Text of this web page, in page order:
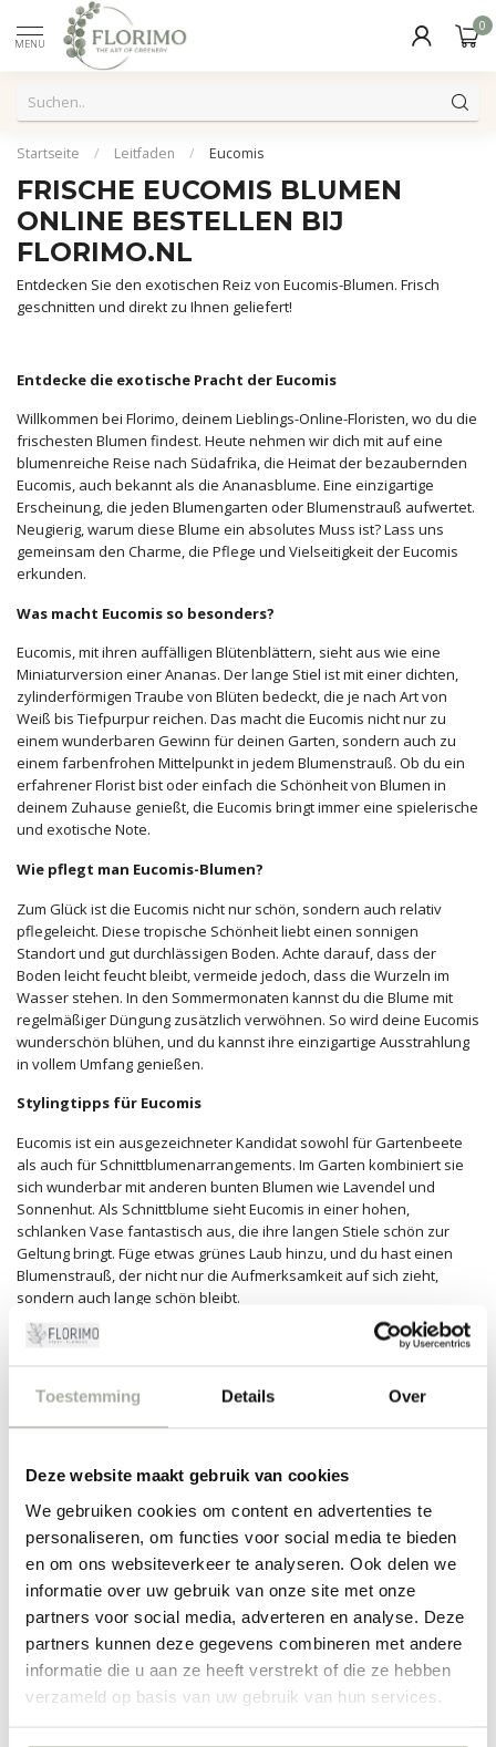
Toestemming Details Over
Deze website maakt gebruik van cookies
We gebruiken cookies om content en advertenties te
personaliseren, om functies voor social media te bieden
en om ons websiteverkeer te analyseren. Ook delen we
informatie over uw gebruik van onze site met onze
partners voor social media, adverteren en analyse. Deze
partners kunnen deze gegevens combineren met andere
informatie die u aan ze heeft verstrekt of die ze hebben
verzameld op basis van uw gebruik van hun services.
MENU
0
Startseite / Leitfaden / Eucomis
FRISCHE EUCOMIS BLUMEN
ONLINE BESTELLEN BIJ
FLORIMO.NL
Entdecken Sie den exotischen Reiz von Eucomis-Blumen. Frisch
geschnitten und direkt zu Ihnen geliefert!
Entdecke die exotische Pracht der Eucomis
Willkommen bei Florimo, deinem Lieblings-Online-Floristen, wo du die
frischesten Blumen findest. Heute nehmen wir dich mit auf eine
blumenreiche Reise nach Südafrika, die Heimat der bezaubernden
Eucomis, auch bekannt als die Ananasblume. Eine einzigartige
Erscheinung, die jeden Blumengarten oder Blumenstrauß aufwertet.
Neugierig, warum diese Blume ein absolutes Muss ist? Lass uns
gemeinsam den Charme, die Pflege und Vielseitigkeit der Eucomis
erkunden.
Was macht Eucomis so besonders?
Eucomis, mit ihren auffälligen Blütenblättern, sieht aus wie eine
Miniaturversion einer Ananas. Der lange Stiel ist mit einer dichten,
zylinderförmigen Traube von Blüten bedeckt, die je nach Art von
Weiß bis Tiefpurpur reichen. Das macht die Eucomis nicht nur zu
einem wunderbaren Gewinn für deinen Garten, sondern auch zu
einem farbenfrohen Mittelpunkt in jedem Blumenstrauß. Ob du ein
erfahrener Florist bist oder einfach die Schönheit von Blumen in
deinem Zuhause genießt, die Eucomis bringt immer eine spielerische
und exotische Note.
Wie pflegt man Eucomis-Blumen?
Zum Glück ist die Eucomis nicht nur schön, sondern auch relativ
pflegeleicht. Diese tropische Schönheit liebt einen sonnigen
Standort und gut durchlässigen Boden. Achte darauf, dass der
Boden leicht feucht bleibt, vermeide jedoch, dass die Wurzeln im
Wasser stehen. In den Sommermonaten kannst du die Blume mit
regelmäßiger Düngung zusätzlich verwöhnen. So wird deine Eucomis
wunderschön blühen, und du kannst ihre einzigartige Ausstrahlung
in vollem Umfang genießen.
Stylingtipps für Eucomis
Eucomis ist ein ausgezeichneter Kandidat sowohl für Gartenbeete
als auch für Schnittblumenarrangements. Im Garten kombiniert sie
sich wunderbar mit anderen bunten Blumen wie Lavendel und
Sonnenhut. Als Schnittblume sieht Eucomis in einer hohen,
schlanken Vase fantastisch aus, die ihre langen Stiele schön zur
Geltung bringt. Füge etwas grünes Laub hinzu, und du hast einen
Blumenstrauß, der nicht nur die Aufmerksamkeit auf sich zieht,
sondern auch lange schön bleibt.
Bring einen Hauch exotischen Flairs in dein Zuhause oder deinen
Eucomis-Blumen erhältst, frisch an deiner Haustür geliefert. Tauche
ein in unsere Welt der Blumen und kreiere dein eigenes Paradies.
FILTER
KEINE PRODUKTE GEFUNDEN!
WEITER EINKAUFEN